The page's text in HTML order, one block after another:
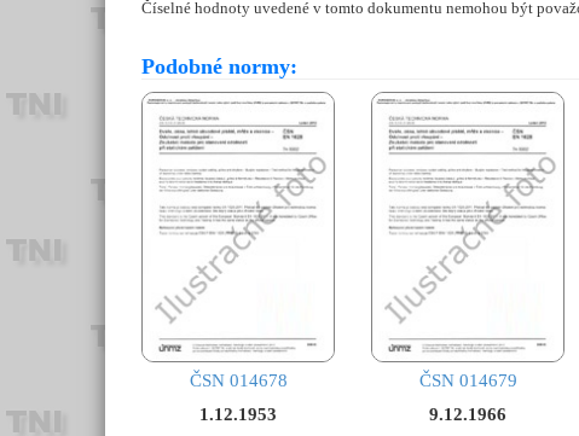
Číselné hodnoty uvedené v tomto dokumentu nemohou být
Podobné normy:
ČSN 014678
1.12.1953
ČSN 014679
9.12.1966